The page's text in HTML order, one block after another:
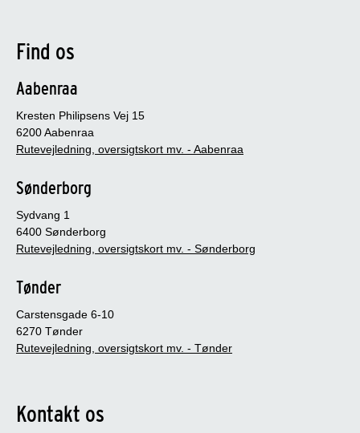
Find os
Aabenraa
Kresten Philipsens Vej 15
6200 Aabenraa
Rutevejledning, oversigtskort mv. - Aabenraa
Sønderborg
Sydvang 1
6400 Sønderborg
Rutevejledning, oversigtskort mv. - Sønderborg
Tønder
Carstensgade 6-10
6270 Tønder
Rutevejledning, oversigtskort mv. - Tønder
Kontakt os